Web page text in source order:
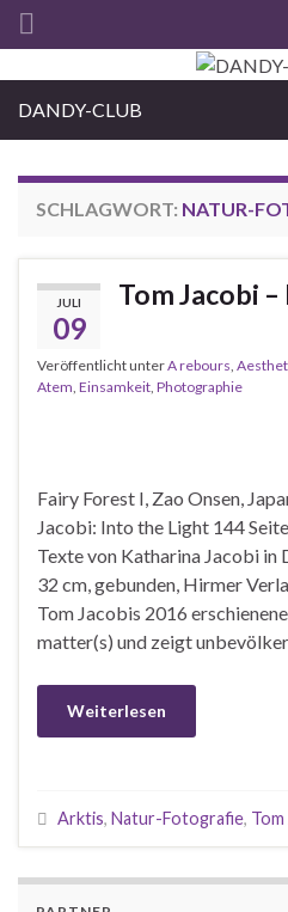
Search for:
DANDY-CLUB
SCHLAGWORT: NATUR-
JULI
09
Tom Jacobi
Veröffentlicht unterA rebours
Atem Einsamkeit Photographie
Fairy Forest I, Zao Onsen,
Jacobi: Into the Light 144
Texte von Katharina Jacobi in
32 cm, gebunden, Hirmer
Tom Jacobis 2016
matter(s) und zeigt
Weiterlesen
Arktis, Natur-Fotografie,